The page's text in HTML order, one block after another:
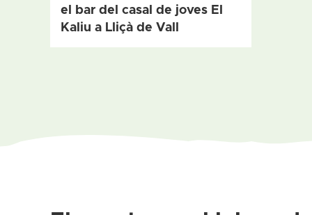
el bar del casal de joves El
Kaliu a Lliçà de Vall